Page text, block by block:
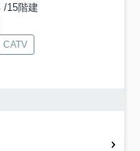
/15階建
CATV